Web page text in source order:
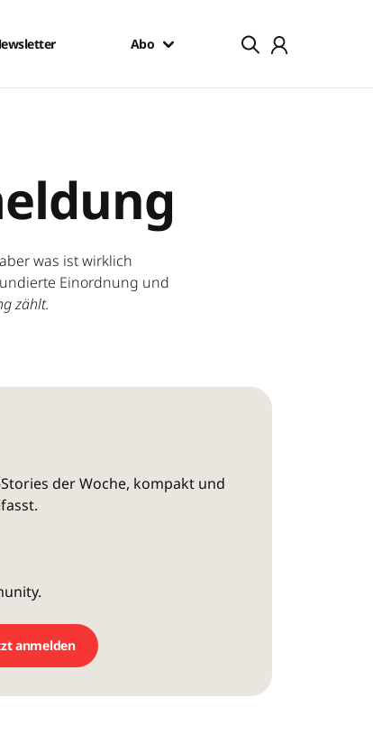
Abo
was ist wirklich
Einordnung und
zählt.
der Woche, kompakt und
anmelden